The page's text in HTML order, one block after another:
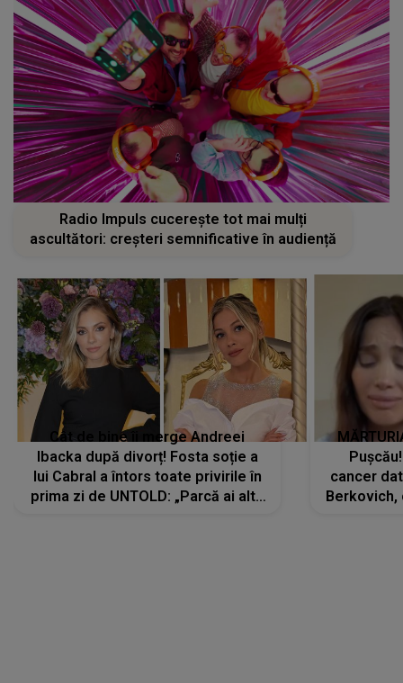
Radio Impuls cucerește tot mai mulți
ascultători: creșteri semnificative în audiență
Ibacka după divorț! Fosta soție a
lui Cabral a întors toate privirile în
prima zi de UNTOLD: „Parcă ai altă
strălucire, emani putere,
încredere, siguranță...”
cancer
accident
Dacă